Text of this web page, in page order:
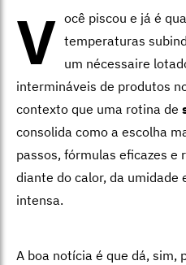
V ocê piscou e já é
temperaturas
um nécessaire
intermináveis de produtos
contexto que uma rotina de
consolida como a escolha
passos, fórmulas eficazes e
diante do calor, da umidade
intensa.
A boa notícia é que dá, sim,